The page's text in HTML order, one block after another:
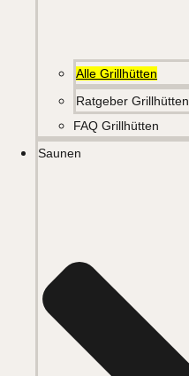
Alle Grillhütten
Ratgeber Grillhütten
FAQ Grillhütten
Saunen